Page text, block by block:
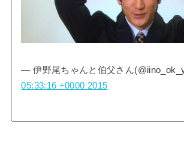
— 伊野尾ちゃんと伯父さん
05:33:16 +0000 2015